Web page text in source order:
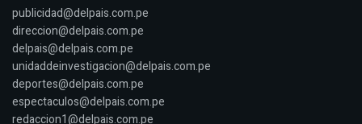
publicidad@delpais.com.pe
direccion@delpais.com.pe
delpais@delpais.com.pe
unidaddeinvestigacion@delpais.com.pe
deportes@delpais.com.pe
espectaculos@delpais.com.pe
redaccion1@delpais.com.pe